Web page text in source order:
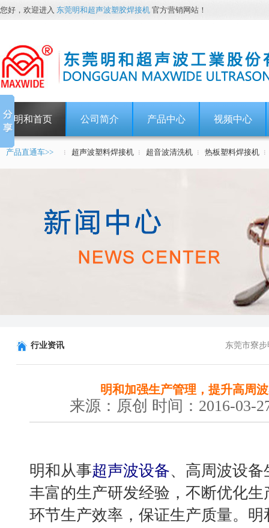
您好，欢迎进入 东莞明和超声波塑胶焊接机 官方营销网站！
明和首页 公司简介 产品中心 视频中心
产品直通车>> 超声波塑料焊接机 超音波清洗机 热板塑料焊接机
东莞市寮
行业资讯
明和加强生产管理，提升高周
来源：原创 时间：2016-03-
明和从事超声波设备、高周波设
丰富的生产研发经验，不断优化
环节生产效率，保证生产质量。